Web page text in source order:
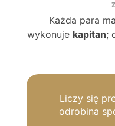
Każda para
wykonuje kapitan;
Liczy się
odrobina